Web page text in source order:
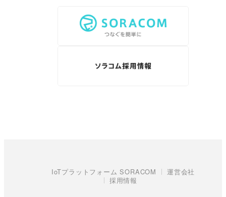
IoTプラットフォーム SORACOM
運営会社
採用情報